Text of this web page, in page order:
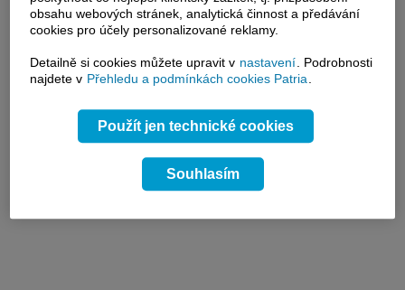
obsahu webových stránek, analytická činnost a předávání
cookies pro účely personalizované reklamy.
Detailně si cookies můžete upravit v nastavení. Podrobnosti
najdete v Přehledu a podmínkách cookies Patria.
Použít jen technické cookies
Souhlasím